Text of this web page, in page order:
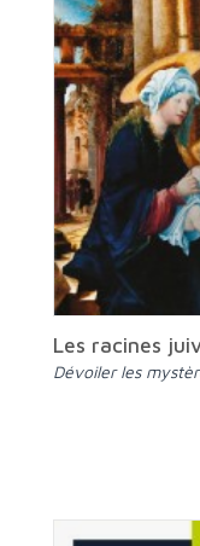
Les racines
Dévoiler les